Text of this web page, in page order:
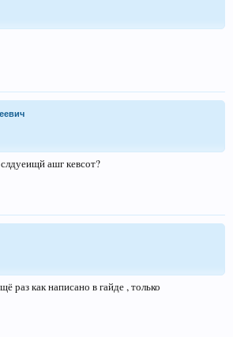
ашг кевсот?
раз как написано в гайде , только